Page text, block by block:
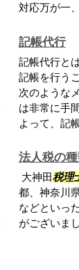
対応万が一
記帳代行
記帳代行と
記帳を行う
次のような
は非常に手
よって、記
法人税の
大神田税理
都、神奈川
などといっ
がございま